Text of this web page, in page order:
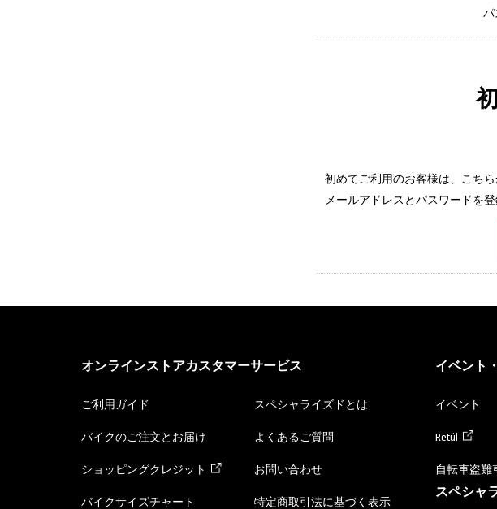
パ
初めてご利用のお客様は、こち
メールアドレスとパスワードを
オンラインストアカスタマーサービス
ご利用ガイド
バイクのご注文とお届け
ショッピングクレジット
バイクサイズチャート
スペシャライズドとは
よくあるご質問
お問い合わせ
特定商取引法に基づく表示
イベント
イベント
Retül
自転車盗難
スペシャ